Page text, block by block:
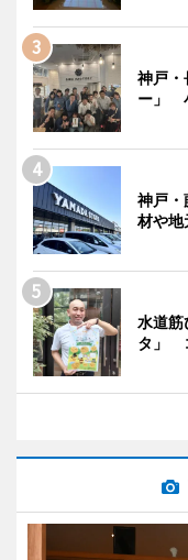
神戸・
ー」
神戸
材や地
水道筋
タ」